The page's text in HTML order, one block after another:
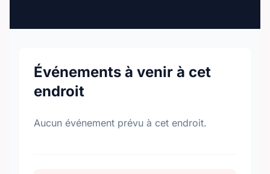
Événements à venir à cet
endroit
Aucun événement prévu à cet endroit.